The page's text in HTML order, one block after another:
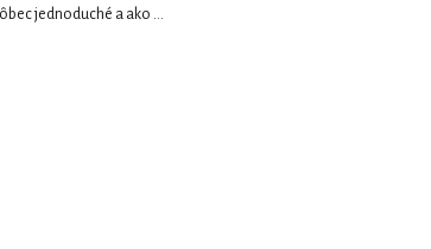
jednoduché a ako …